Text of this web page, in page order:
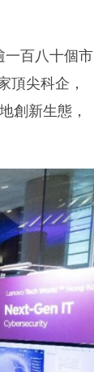
一百八十個市
頂尖科企，
創新生態，